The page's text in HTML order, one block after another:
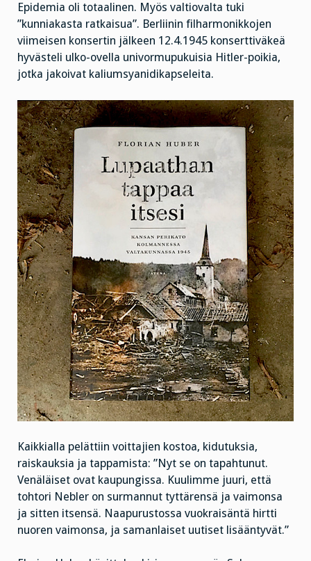
Epidemia oli totaalinen. Myös valtiovalta tuki
”kunniakasta ratkaisua”. Berliinin filharmonikkojen
viimeisen konsertin jälkeen 12.4.1945 konserttiväkeä
hyvästeli ulko-ovella univormupukuisia Hitler-poikia,
jotka jakoivat kaliumsyanidikapseleita.
Kaikkialla pelättiin voittajien kostoa, kidutuksia,
raiskauksia ja tappamista: ”Nyt se on tapahtunut.
Venäläiset ovat kaupungissa. Kuulimme juuri, että
tohtori Nebler on surmannut tyttärensä ja vaimonsa
ja sitten itsensä. Naapurustossa vuokraisäntä hirtti
nuoren vaimonsa, ja samanlaiset uutiset lisääntyvät.”